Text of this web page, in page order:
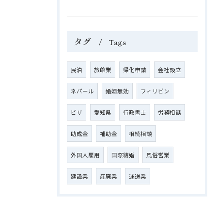
タグ Tags
民泊 旅館業 帰化申請 会社設立
ネパール 婚姻無効 フィリピン
ビザ 愛知県 行政書士 労務相談
助成金 補助金 相続相談
外国人雇用 国際結婚 風俗営業
建設業 産廃業 運送業